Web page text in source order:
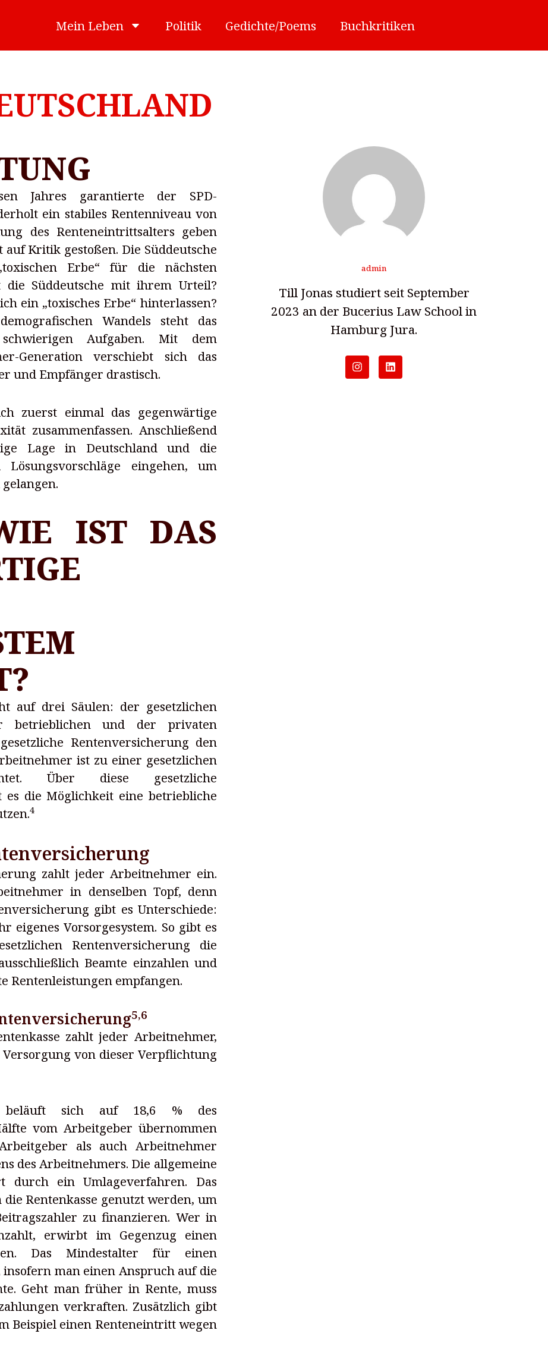
Mein Leben Politik Gedichte/Poems Buchkritiken
Jahres garantierte der SPD-
ein stabiles Rentenniveau von
des Renteneintrittsalters geben
Kritik gestoßen. Die Süddeutsche
Erbe“ für die nächsten
Süddeutsche mit ihrem Urteil?
ein „toxisches Erbe“ hinterlassen?
Wandels steht das
Aufgaben. Mit dem
Generation verschiebt sich das
und Empfänger drastisch.
zuerst einmal das gegenwärtige
zusammenfassen. Anschließend
Lage in Deutschland und die
eingehen, um
DAS
auf drei Säulen: der gesetzlichen
betrieblichen und der privaten
Rentenversicherung den
ist zu einer gesetzlichen
Über diese gesetzliche
die Möglichkeit eine betriebliche
4
zahlt jeder Arbeitnehmer ein.
in denselben Topf, denn
gibt es Unterschiede:
eigenes Vorsorgesystem. So gibt es
Rentenversicherung die
Beamte einzahlen und
Rentenleistungen empfangen.
5,6
zahlt jeder Arbeitnehmer,
von dieser Verpflichtung
beläuft sich auf 18,6 % des
vom Arbeitgeber übernommen
als auch Arbeitnehmer
des Arbeitnehmers. Die allgemeine
durch ein Umlageverfahren. Das
Rentenkasse genutzt werden, um
zu finanzieren. Wer in
erwirbt im Gegenzug einen
Das Mindestalter für einen
man einen Anspruch auf die
Geht man früher in Rente, muss
verkraften. Zusätzlich gibt
Beispiel einen Renteneintritt wegen
admin
Till Jonas studiert seit September
2023 an der Bucerius Law School in
Hamburg Jura.